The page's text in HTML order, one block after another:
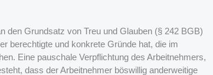
den Grundsatz von Treu und Glauben (§ 242 BGB)
berechtigte und konkrete Gründe hat, die im
Eine pauschale Verpflichtung des Arbeitnehmers,
dass der Arbeitnehmer böswillig anderweitige